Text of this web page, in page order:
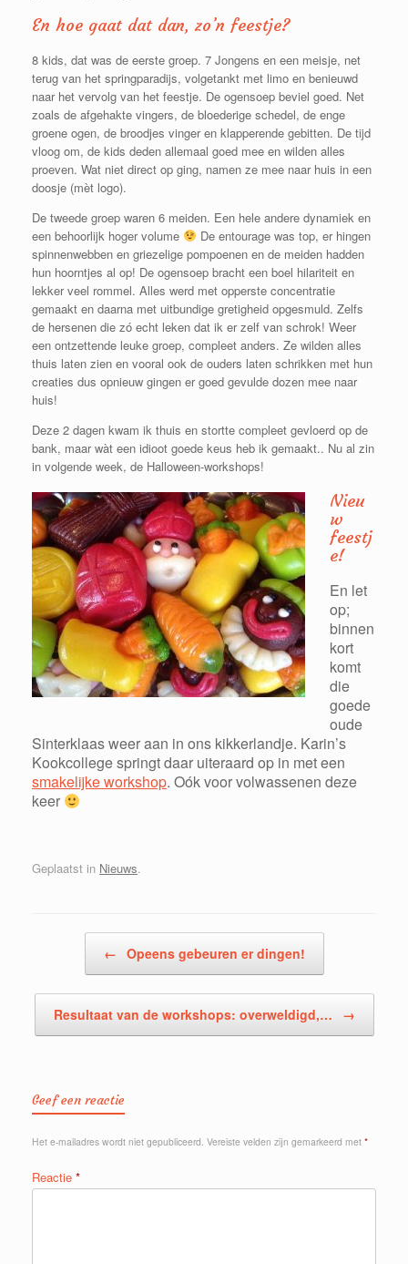
En hoe gaat dat dan, zo’n feestje?
8 kids, dat was de eerste groep. 7 Jongens en een meisje, net
terug van het springparadijs, volgetankt met limo en benieuwd
naar het vervolg van het feestje. De ogensoep beviel goed. Net
zoals de afgehakte vingers, de bloederige schedel, de enge
groene ogen, de broodjes vinger en klapperende gebitten. De tijd
vloog om, de kids deden allemaal goed mee en wilden alles
proeven. Wat niet direct op ging, namen ze mee naar huis in een
doosje (mèt logo).
De tweede groep waren 6 meiden. Een hele andere dynamiek en
een behoorlijk hoger volume
De entourage was top, er hingen
spinnenwebben en griezelige pompoenen en de meiden hadden
hun hoorntjes al op! De ogensoep bracht een boel hilariteit en
lekker veel rommel. Alles werd met opperste concentratie
gemaakt en daarna met uitbundige gretigheid opgesmuld. Zelfs
de hersenen die zó echt leken dat ik er zelf van schrok! Weer
een ontzettende leuke groep, compleet anders. Ze wilden alles
thuis laten zien en vooral ook de ouders laten schrikken met hun
creaties dus opnieuw gingen er goed gevulde dozen mee naar
huis!
Deze 2 dagen kwam ik thuis en stortte compleet gevloerd op de
bank, maar wàt een idioot goede keus heb ik gemaakt.. Nu al zin
in volgende week, de Halloween-workshops!
Nieu
w
feestj
e!
En let
op;
binnen
kort
komt
die
goede
oude
Sinterklaas weer aan in ons kikkerlandje. Karin’s
Kookcollege springt daar uiteraard op in met een
smakelijke workshop. Oók voor volwassenen deze
keer
Geplaatst in Nieuws.
← Opeens gebeuren er dingen!
Resultaat van de workshops: overweldigd,… →
Geef een reactie
Het e-mailadres wordt niet gepubliceerd. Vereiste velden zijn gemarkeerd met *
Reactie *